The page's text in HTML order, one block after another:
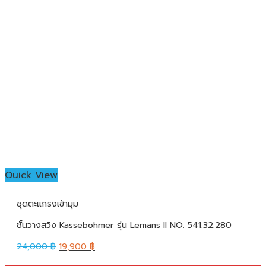
Quick View
ชุดตะแกรงเข้ามุม
ชั้นวางสวิง Kassebohmer รุ่น Lemans II NO. 541.32.280
24,000฿ 19,900฿